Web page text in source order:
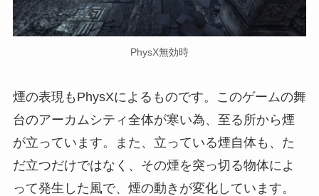
PhysX無効時
煙の表現もPhysXによるものです。このゲームの舞
台のアーカムシティ全体が寒い為、至る所から煙
が立っています。また、立っている煙自体も、た
だ立つだけではなく、その煙を突っ切る物体によ
って発生した風で、煙の動きが変化しています。